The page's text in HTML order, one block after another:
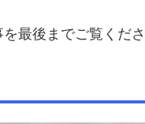
最後までご覧くださ